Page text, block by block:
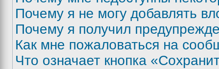
Почему я не могу добавлять
Почему я получил
Как мне пожаловаться на
Что означает кнопка